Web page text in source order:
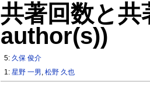
共著回数と
author(s))
5: 久保 俊介
1:星野 一男,松野 久也